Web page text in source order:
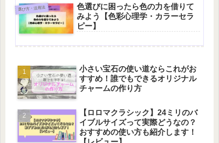
選び方・活用法
色選びに困ったら色の力を借りて
みよう【色彩心理学・カラーセラ
ピー】
小さい宝石の使い道ならこれがお
すすめ！誰でもできるオリジナル
チャームの作り方
【ロロマクラシック】24ミリのバ
イブルサイズって実際どうなの？
おすすめの使い方も紹介します！